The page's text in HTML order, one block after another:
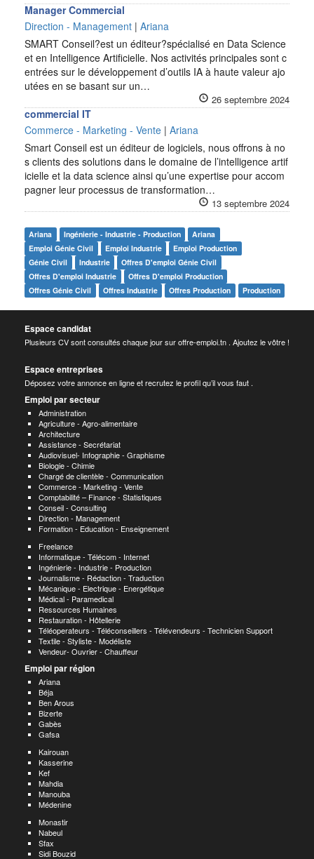
Manager Commercial
Direction - Management | Ariana
SMART Conseil?est un éditeur?spécialisé en Data Science
et en Intelligence Artificielle. Nos activités principales sont c
entrées sur le développement d’outils IA à haute valeur ajo
utées en se basant sur un…
26 septembre 2024
commercial IT
Commerce - Marketing - Vente | Ariana
Smart Conseil est un éditeur de logiciels, nous offrons à no
s clients des solutions dans le domaine de l’intelligence artif
icielle et la data science ainsi qu’une expertise pour accom
pagner leur processus de transformation…
13 septembre 2024
Ariana Ingénierie - Industrie - Production
Ariana
Emploi Génie Civil
Emploi Industrie
Emploi Production
Génie Civil
Industrie
Offres D'emploi Génie Civil
Offres D'emploi Industrie
Offres D'emploi Production
Offres Génie Civil
Offres Industrie Offres Production Production
Espace candidat
Plusieurs CV sont consultés chaque jour sur offre-emploi.tn . Ajoutez le vôtre !
Espace entreprises
Déposez votre annonce en ligne et recrutez le profil qu’il vous faut .
Emploi par secteur
Administration
Agriculture - Agro-alimentaire
Architecture
Assistance - Secrétariat
Audiovisuel- Infographie - Graphisme
Biologie - Chimie
Chargé de clientèle - Communication
Commerce - Marketing - Vente
Comptabilité – Finance - Statistiques
Conseil - Consulting
Direction - Management
Formation - Education - Enseignement
Freelance
Informatique - Télécom - Internet
Ingénierie - Industrie - Production
Journalisme - Rédaction - Traduction
Mécanique - Electrique - Energétique
Médical - Paramedical
Ressources Humaines
Restauration - Hôtellerie
Téléoperateurs - Téléconseillers - Télévendeurs - Technicien Support
Textile - Styliste - Modéliste
Vendeur- Ouvrier - Chauffeur
Emploi par région
Ariana
Béja
Ben Arous
Bizerte
Gabès
Gafsa
Kairouan
Kasserine
Kef
Mahdia
Manouba
Médenine
Monastir
Nabeul
Sfax
Sidi Bouzid